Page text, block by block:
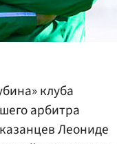
клуба
арбитра
Леониде